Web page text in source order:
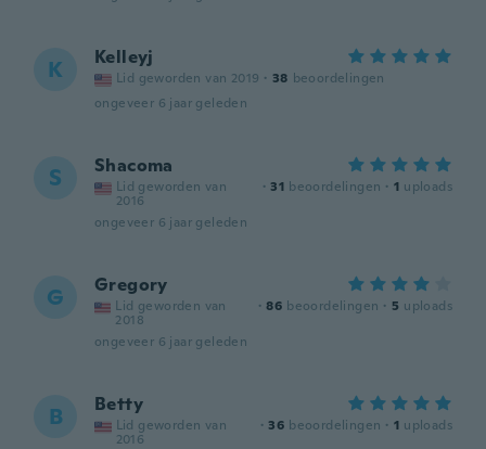
K Kelleyj
Lid geworden van 2019 · 38 beoordelingen
ongeveer 6 jaar geleden
S Shacoma
Lid geworden van
2016
· 31 beoordelingen · 1 uploads
ongeveer 6 jaar geleden
G Gregory
Lid geworden van
2018
· 86 beoordelingen · 5 uploads
ongeveer 6 jaar geleden
B Betty
Lid geworden van
2016
· 36 beoordelingen · 1 uploads